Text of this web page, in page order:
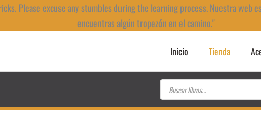
Please excuse any stumbles during the learning process. Nuestra web
encuentras algún tropezón en el camino."
Inicio Tienda
Búsqueda
productos